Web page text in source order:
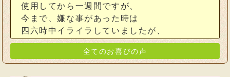
使用してから一週間ですが、
今まで、嫌な事があった時は
四六時中イライラしていましたが、
このブレスレットをつけはじめて、
全てのお喜びの声